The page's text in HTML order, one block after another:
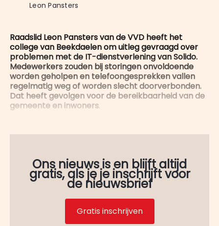
Leon Pansters
Raadslid Leon Pansters van de VVD heeft het
college van Beekdaelen om uitleg gevraagd over
problemen met de IT-dienstverlening van Solido.
Medewerkers zouden bij storingen onvoldoende
worden geholpen en telefoongesprekken vallen
regelmatig weg of worden slecht doorverbonden.
Dat heeft gevolgen voor de bereikbaarheid van de
gemeente en inwoners.
Ons nieuws is en blijft altijd
gratis, als je je inschrijft voor
de nieuwsbrief
Gratis inschrijven